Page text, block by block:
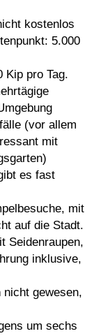
kostenlos
5.000
Kip pro Tag.
(vor allem
mit
es fast
mit
auf die Stadt.
Seidenraupen,
inklusive,
gewesen,
um sechs